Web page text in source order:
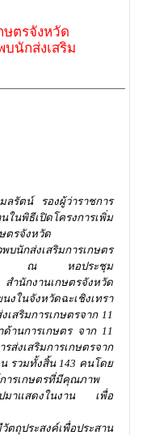
ษตรจังหวัด
บนักส่งเสริม
ลรัตน์ รองผู้ว่าราชการ
พิธีเปิดโครงการเพิ่ม
ตรจังหวัด
นักส่งเสริมการเกษตร
มพันธ์ ณ หอประชุม
กงานเกษตรจังหวัด
ในจังหวัดฉะเชิงเทรา
สริมการเกษตรจาก 11
านการเกษตร จาก 11
ส่งเสริมการเกษตรจาก
รวมทั้งสิ้น 143 คนโดย
ารเกษตรที่มีคุณภาพ
ปมาแสดงในงาน เพื่อ
ประสงค์เพื่อประสาน